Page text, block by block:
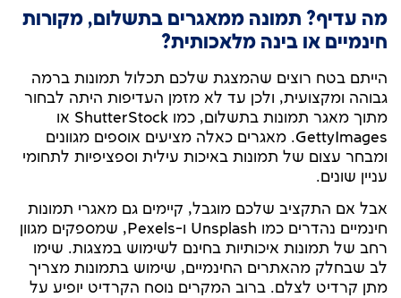
מה עדיף? תמונה ממאגרים בתשלום, מקורות
חינמיים או בינה מלאכותית?
הייתם בטח רוצים שהמצגת שלכם תכלול תמונות ברמה
גבוהה ומקצועית, ולכן עד לא מזמן העדיפות היתה לבחור
מתוך מאגר תמונות בתשלום, כמו ShutterStock או
GettyImages. מאגרים כאלה מציעים אוספים מגוונים
ומבחר עצום של תמונות באיכות עילית וספציפיות לתחומי
עניין שונים.
אבל אם התקציב שלכם מוגבל, קיימים גם מאגרי תמונות
חינמיים נהדרים כמו Unsplash ו-Pexels, שמספקים מגוון
רחב של תמונות איכותיות בחינם לשימוש במצגות. שימו
לב שבחלק מהאתרים החינמיים, שימוש בתמונות מצריך
מתן קרדיט לצלם. ברוב המקרים נוסח הקרדיט יופיע על